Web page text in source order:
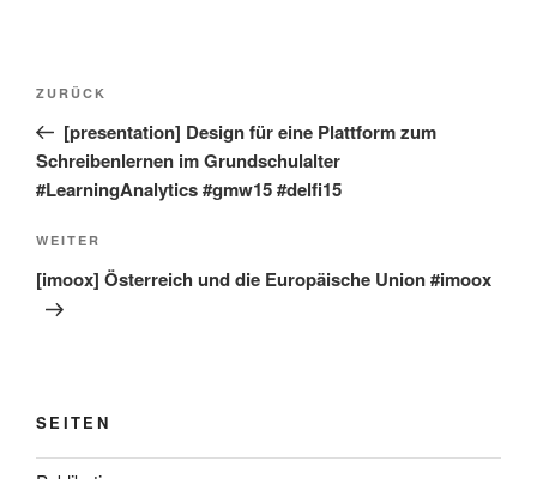
Beitragsnavigation
Vorheriger
Beitrag
ZURÜCK
[presentation] Design für eine Plattform zum
Schreibenlernen im Grundschulalter
#LearningAnalytics #gmw15 #delfi15
Nächster
Beitrag
WEITER
[imoox] Österreich und die Europäische Union #imoox
SEITEN